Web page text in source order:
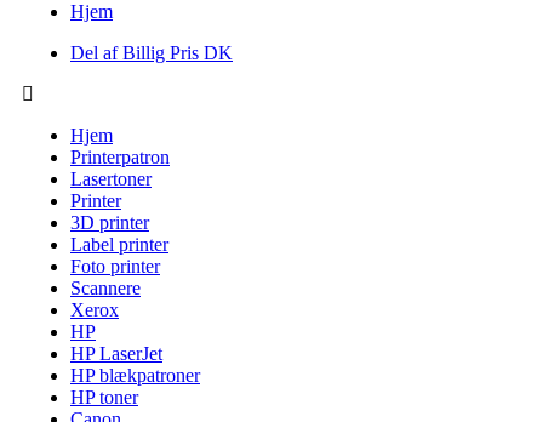
Hjem
Del af Billig Pris DK
Hjem
Printerpatron
Lasertoner
Printer
3D printer
Label printer
Foto printer
Scannere
Xerox
HP
HP LaserJet
HP blækpatroner
HP toner